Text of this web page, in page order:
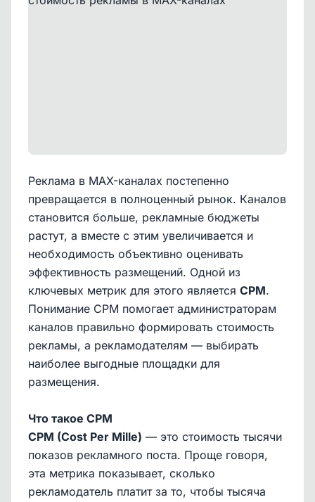
Реклама в MAX-каналах постепенно
превращается в полноценный рынок. Каналов
становится больше, рекламные бюджеты
растут, а вместе с этим увеличивается и
необходимость объективно оценивать
эффективность размещений. Одной из
ключевых метрик для этого является CPM.
Понимание CPM помогает администраторам
каналов правильно формировать стоимость
рекламы, а рекламодателям — выбирать
наиболее выгодные площадки для
размещения.
Что такое CPM
CPM (Cost Per Mille) — это стоимость тысячи
показов рекламного поста. Проще говоря,
эта метрика показывает, сколько
рекламодатель платит за то, чтобы тысяча